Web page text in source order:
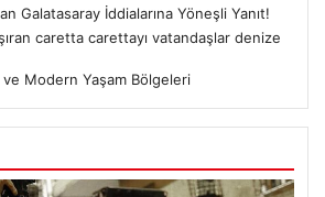
Galatasaray İddialarına Yöneşli Yanıt!
caretta carettayı vatandaşlar denize
Modern Yaşam Bölgeleri